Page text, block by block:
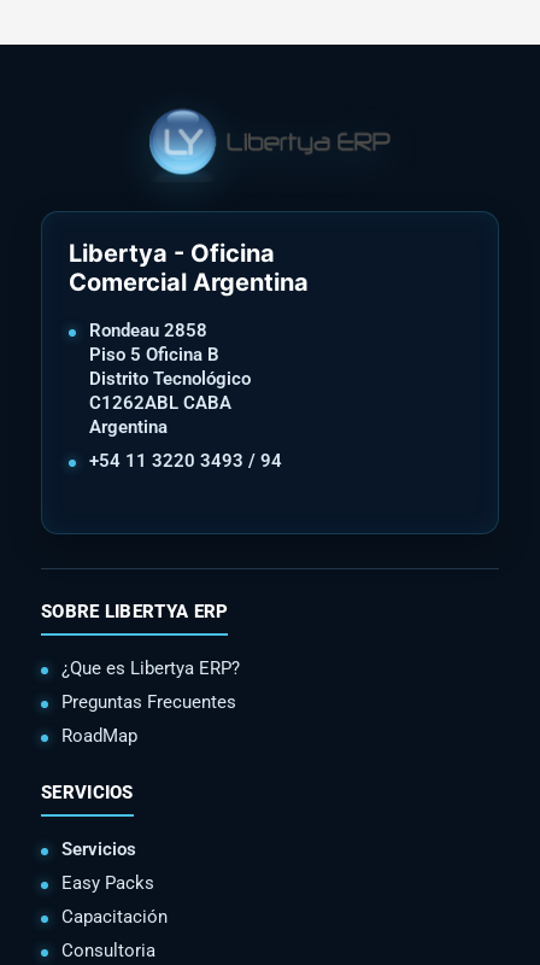
Libertya - Oficina
Comercial Argentina
Rondeau 2858
Piso 5 Oficina B
Distrito Tecnológico
C1262ABL CABA
Argentina
+54 11 3220 3493 / 94
SOBRE LIBERTYA ERP
¿Que es Libertya ERP?
Preguntas Frecuentes
RoadMap
SERVICIOS
Servicios
Easy Packs
Capacitación
Consultoria